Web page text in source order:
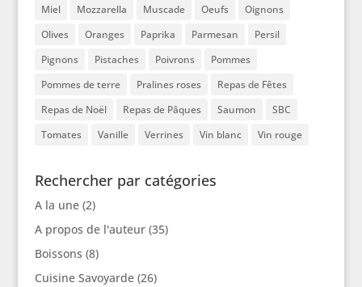
Miel Mozzarella Muscade Oeufs
Oignons
Olives
Oranges Paprika Parmesan
Persil
Pignons
Pistaches Poivrons
Pommes
Pommes de terre
Pralines roses
Repas de Fêtes
Repas de Noël
Repas de Pâques Saumon
SBC
Tomates
Vanille Verrines Vin blanc Vin rouge
Rechercher par catégories
A la une(2)
A propos de l'auteur(35)
Boissons (8)
Cuisine Savoyarde(26)